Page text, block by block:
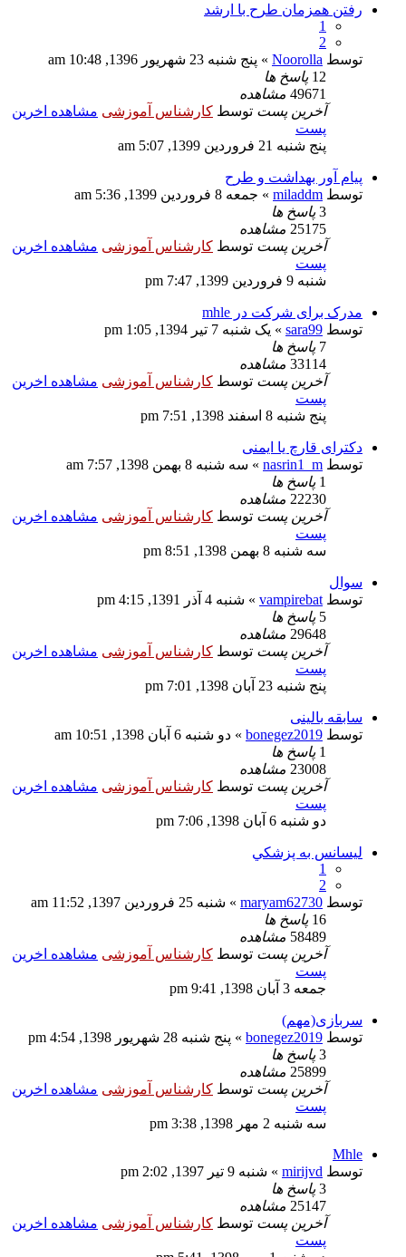
رفتن همزمان طرح با ارشد
1
2
توسط Noorolla » پنج شنبه 23 شهریور 1396, 10:48 am
12 پاسخ ها
49671 مشاهده
آخرین پست توسط کارشناس آموزشی مشاهده اخرین
پست
پنج شنبه 21 فروردین 1399, 5:07 am
پیام آور بهداشت و طرح
توسط miladdm » جمعه 8 فروردین 1399, 5:36 am
3 پاسخ ها
25175 مشاهده
آخرین پست توسط کارشناس آموزشی مشاهده اخرین
پست
شنبه 9 فروردین 1399, 7:47 pm
مدرک برای شرکت در mhle
توسط sara99 » یک شنبه 7 تیر 1394, 1:05 pm
7 پاسخ ها
33114 مشاهده
آخرین پست توسط کارشناس آموزشی مشاهده اخرین
پست
پنج شنبه 8 اسفند 1398, 7:51 pm
دکترای قارچ یا ایمنی
توسط nasrin1_m » سه شنبه 8 بهمن 1398, 7:57 am
1 پاسخ ها
22230 مشاهده
آخرین پست توسط کارشناس آموزشی مشاهده اخرین
پست
سه شنبه 8 بهمن 1398, 8:51 pm
سوال
توسط vampirebat » شنبه 4 آذر 1391, 4:15 pm
5 پاسخ ها
29648 مشاهده
آخرین پست توسط کارشناس آموزشی مشاهده اخرین
پست
پنج شنبه 23 آبان 1398, 7:01 pm
سابقه بالینی
توسط bonegez2019 » دو شنبه 6 آبان 1398, 10:51 am
1 پاسخ ها
23008 مشاهده
آخرین پست توسط کارشناس آموزشی مشاهده اخرین
پست
دو شنبه 6 آبان 1398, 7:06 pm
ليسانس به پزشكي
1
2
توسط maryam62730 » شنبه 25 فروردین 1397, 11:52 am
16 پاسخ ها
58489 مشاهده
آخرین پست توسط کارشناس آموزشی مشاهده اخرین
پست
جمعه 3 آبان 1398, 9:41 pm
سربازی(مهم)
توسط bonegez2019 » پنج شنبه 28 شهریور 1398, 4:54 pm
3 پاسخ ها
25899 مشاهده
آخرین پست توسط کارشناس آموزشی مشاهده اخرین
پست
سه شنبه 2 مهر 1398, 3:38 pm
Mhle
توسط mirijvd » شنبه 9 تیر 1397, 2:02 pm
3 پاسخ ها
25147 مشاهده
آخرین پست توسط کارشناس آموزشی مشاهده اخرین
پست